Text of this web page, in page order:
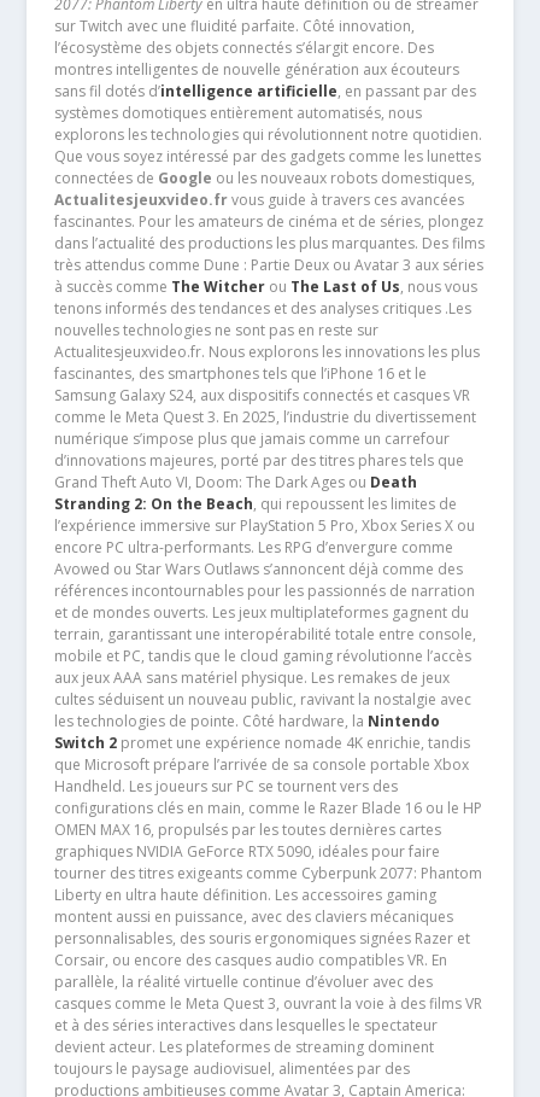
2077: Phantom Libertyen ultra haute définition ou de streamer
sur Twitch avec une fluidité parfaite. Côté innovation,
l’écosystème des objets connectés s’élargit encore. Des
montres intelligentes de nouvelle génération aux écouteurs
sans fil dotés d’intelligence artificielle, en passant par des
systèmes domotiques entièrement automatisés, nous
explorons les technologies qui révolutionnent notre quotidien.
Que vous soyez intéressé par des gadgets comme les lunettes
connectées de Google ou les nouveaux robots domestiques,
Actualitesjeuxvideo.frvous guide à travers ces avancées
fascinantes. Pour les amateurs de cinéma et de séries, plongez
dans l’actualité des productions les plus marquantes. Des films
très attendus comme Dune : Partie Deux ou Avatar 3 aux séries
à succès comme The Witcherou The Last of Us, nous vous
tenons informés des tendances et des analyses critiques .Les
nouvelles technologies ne sont pas en reste sur
Actualitesjeuxvideo.fr. Nous explorons les innovations les plus
fascinantes, des smartphones tels que l’iPhone 16 et le
Samsung Galaxy S24, aux dispositifs connectés et casques VR
comme le Meta Quest 3. En 2025, l’industrie du divertissement
numérique s’impose plus que jamais comme un carrefour
d’innovations majeures, porté par des titres phares tels que
Grand Theft Auto VI, Doom: The Dark Ages ou Death
Stranding 2: On the Beach, qui repoussent les limites de
l’expérience immersive sur PlayStation 5 Pro, Xbox Series X ou
encore PC ultra-performants. Les RPG d’envergure comme
Avowed ou Star Wars Outlaws s’annoncent déjà comme des
références incontournables pour les passionnés de narration
et de mondes ouverts. Les jeux multiplateformes gagnent du
terrain, garantissant une interopérabilité totale entre console,
mobile et PC, tandis que le cloud gaming révolutionne l’accès
aux jeux AAA sans matériel physique. Les remakes de jeux
cultes séduisent un nouveau public, ravivant la nostalgie avec
les technologies de pointe. Côté hardware, la Nintendo
Switch 2promet une expérience nomade 4K enrichie, tandis
que Microsoft prépare l’arrivée de sa console portable Xbox
Handheld. Les joueurs sur PC se tournent vers des
configurations clés en main, comme le Razer Blade 16 ou le HP
OMEN MAX 16, propulsés par les toutes dernières cartes
graphiques NVIDIA GeForce RTX 5090, idéales pour faire
tourner des titres exigeants comme Cyberpunk 2077: Phantom
Liberty en ultra haute définition. Les accessoires gaming
montent aussi en puissance, avec des claviers mécaniques
personnalisables, des souris ergonomiques signées Razer et
Corsair, ou encore des casques audio compatibles VR. En
parallèle, la réalité virtuelle continue d’évoluer avec des
casques comme le Meta Quest 3, ouvrant la voie à des films VR
et à des séries interactives dans lesquelles le spectateur
devient acteur. Les plateformes de streaming dominent
toujours le paysage audiovisuel, alimentées par des
productions ambitieuses comme Avatar 3, Captain America: